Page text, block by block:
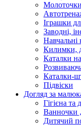
Іграшки
Заводні,
Килимки,
Каталки
Каталки-
Підвіски
Догляд за
Гігієна та
Ванночки
Дитячий